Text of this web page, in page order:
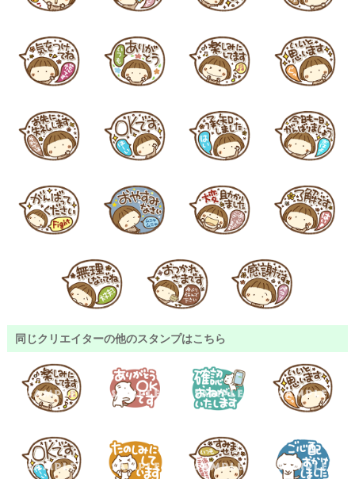
同じクリエイターの他のスタンプはこちら